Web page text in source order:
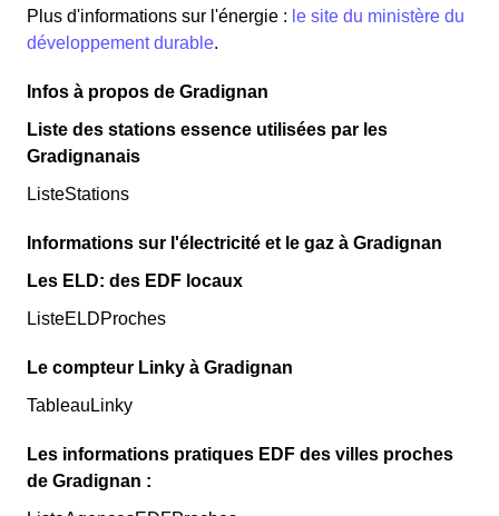
Plus d'informations sur l'énergie : le site du ministère du
développement durable.
Infos à propos de Gradignan
Liste des stations essence utilisées par les
Gradignanais
ListeStations
Informations sur l'électricité et le gaz à Gradignan
Les ELD: des EDF locaux
ListeELDProches
Le compteur Linky à Gradignan
TableauLinky
Les informations pratiques EDF des villes proches
de Gradignan :